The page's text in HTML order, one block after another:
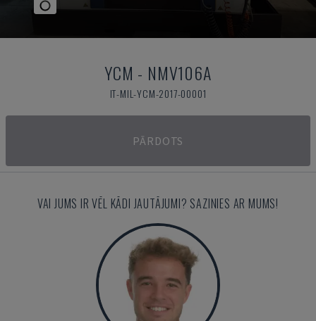
YCM - NMV106A
IT-MIL-YCM-2017-00001
PĀRDOTS
VAI JUMS IR VĒL KĀDI JAUTĀJUMI? SAZINIES AR MUMS!